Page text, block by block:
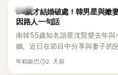
韓星
54歲才結婚破處！韓男星與嫩妻
因路人一句話
南韓55歲知名諧星沈賢燮去年與
姻，近日在節目中分享與妻子的
受兩人世界，沒想到站在飯店門
年糕歐巴 2 天前